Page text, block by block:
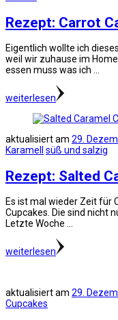
Rezept: Carrot
Eigentlich wollte ich
weil wir zuhause im
essen muss was ich …
weiterlesen
aktualisiert am 29.
Karamell
süß und salzig
Rezept: Salted
Es ist mal wieder Zeit für
Cupcakes. Die sind nicht
Letzte Woche …
weiterlesen
aktualisiert am 29.
Cupcakes